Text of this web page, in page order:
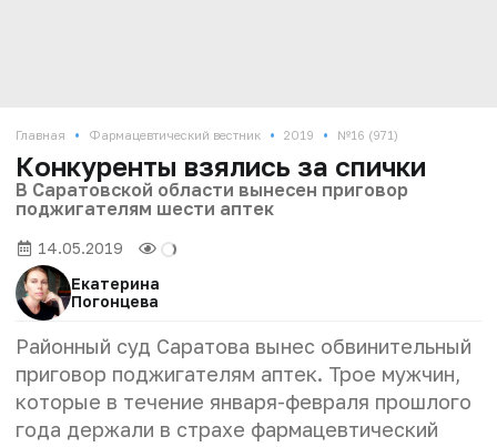
Главная • Фармацевтический вестник • 2019 • №16 (971)
Конкуренты взялись за спички
В Саратовской области вынесен приговор
поджигателям шести аптек
14.05.2019
Екатерина
Погонцева
Районный суд Саратова вынес обвинительный
приговор поджигателям аптек. Трое мужчин,
которые в течение января-февраля прошлого
года держали в страхе фармацевтический